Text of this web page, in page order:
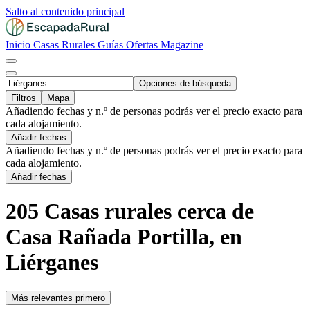
Salto al contenido principal
Inicio Casas Rurales Guías Ofertas Magazine
Opciones de búsqueda
Filtros
Mapa
Añadiendo fechas y n.º de personas podrás ver el precio exacto para
cada alojamiento.
Añadir fechas
Añadiendo fechas y n.º de personas podrás ver el precio exacto para
cada alojamiento.
Añadir fechas
205 Casas rurales cerca de
Casa Rañada Portilla, en
Liérganes
Más relevantes primero